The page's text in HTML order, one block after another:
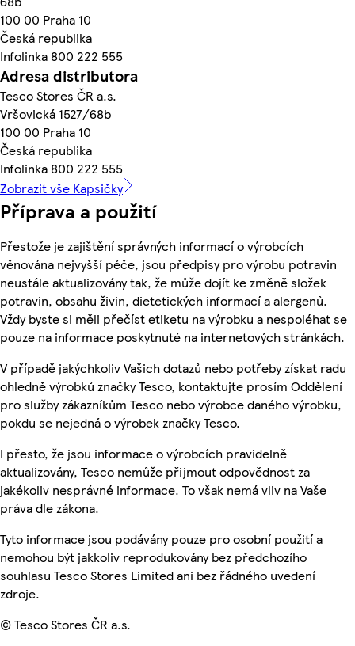
100 00 Praha 10
Česká republika
Infolinka 800 222 555
Adresa distributora
Tesco Stores ČR a.s.
Vršovická 1527/68b
100 00 Praha 10
Česká republika
Infolinka 800 222 555
Zobrazit vše Kapsičky
Příprava a použití
Přestože je zajištění správných informací o výrobcích
věnována nejvyšší péče, jsou předpisy pro výrobu potravin
neustále aktualizovány tak, že může dojít ke změně složek
potravin, obsahu živin, dietetických informací a alergenů.
Vždy byste si měli přečíst etiketu na výrobku a nespoléhat se
pouze na informace poskytnuté na internetových stránkách.
V případě jakýchkoliv Vašich dotazů nebo potřeby získat radu
ohledně výrobků značky Tesco, kontaktujte prosím Oddělení
pro služby zákazníkům Tesco nebo výrobce daného výrobku,
pokdu se nejedná o výrobek značky Tesco.
I přesto, že jsou informace o výrobcích pravidelně
aktualizovány, Tesco nemůže přijmout odpovědnost za
jakékoliv nesprávné informace. To však nemá vliv na Vaše
práva dle zákona.
Tyto informace jsou podávány pouze pro osobní použití a
nemohou být jakkoliv reprodukovány bez předchozího
souhlasu Tesco Stores Limited ani bez řádného uvedení
zdroje.
© Tesco Stores ČR a.s.